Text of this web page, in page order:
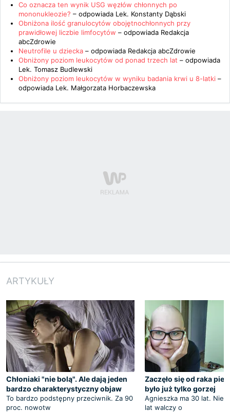
Co oznacza ten wynik USG węzłów chłonnych po
mononukleozie? – odpowiada Lek. Konstanty Dąbski
Obniżona ilość granulocytów obojętnochłonnych przy
prawidłowej liczbie limfocytów – odpowiada Redakcja
abcZdrowie
Neutrofile u dziecka – odpowiada Redakcja abcZdrowie
Obniżony poziom leukocytów od ponad trzech lat – odpowiada
Lek. Tomasz Budlewski
Obniżony poziom leukocytów w wyniku badania krwi u 8-latki –
odpowiada Lek. Małgorzata Horbaczewska
ARTYKUŁY
Chłoniaki "nie bolą". Ale dają jeden
bardzo charakterystyczny objaw
To bardzo podstępny przeciwnik. Za 90
proc. nowotw
Zaczęło się od raka
było już tylko gorzej
Agnieszka ma 30 lat.
lat walczy o